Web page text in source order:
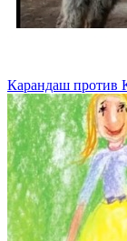
Карандаш против